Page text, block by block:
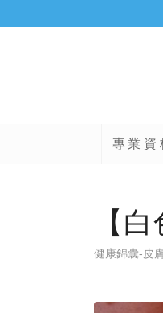
專業資
【
健康錦囊-皮